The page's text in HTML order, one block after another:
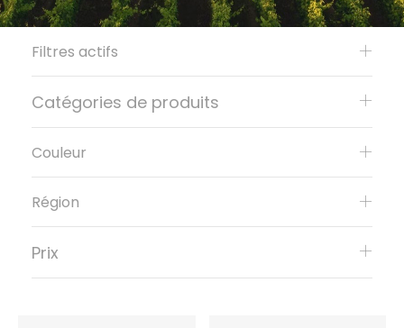
Filtres actifs
Catégories de produits
Couleur
Région
Prix